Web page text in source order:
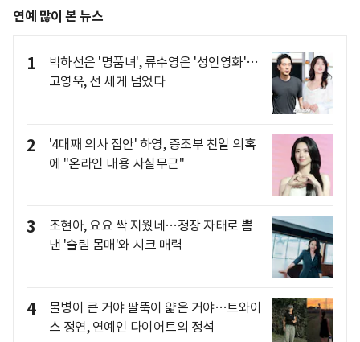
연예 많이 본 뉴스
1
박하선은 '명품녀', 류수영은 '성인영화'…
고영욱, 선 세게 넘었다
2
'4대째 의사 집안' 하영, 증조부 친일 의혹
에 "온라인 내용 사실무근"
3
조현아, 요요 싹 지웠네…정장 자태로 뽐
낸 '슬림 몸매'와 시크 매력
4
물병이 큰 거야 팔뚝이 얇은 거야…트와이
스 정연, 연예인 다이어트의 정석